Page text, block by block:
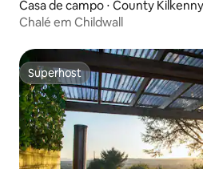
Casa de campo ⋅ County Kilkenny
Chalé em Childwall
Superhost
Superhost